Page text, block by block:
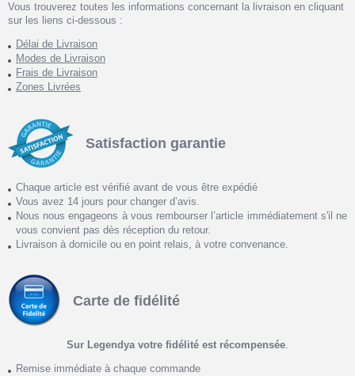
Vous trouverez toutes les informations concernant la livraison en cliquant
sur les liens ci-dessous :
Délai de Livraison
Modes de Livraison
Frais de Livraison
Zones Livrées
Satisfaction garantie
Chaque article est vérifié avant de vous être expédié
Vous avez 14 jours pour changer d’avis.
Nous nous engageons à vous rembourser l’article immédiatement s'il ne
vous convient pas dès réception du retour.
Livraison à domicile ou en point relais, à votre convenance.
Carte de fidélité
Sur Legendya votre fidélité est récompensée.
Remise immédiate à chaque commande